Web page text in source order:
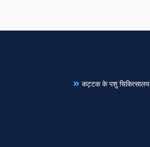
कट्टक के पशु चिकित्सालय